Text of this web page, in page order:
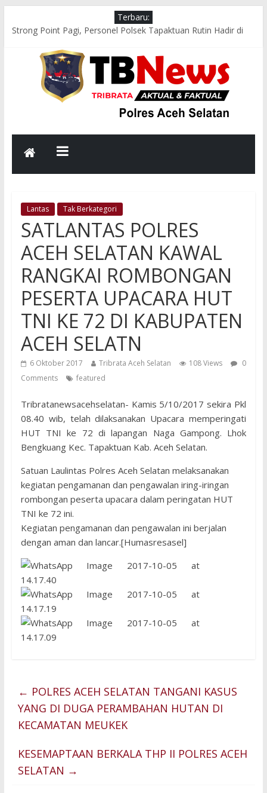
Terbaru:
Strong Point Pagi, Personel Polsek Tapaktuan Rutin Hadir di
Respons Cepat Polsek Sawang Bersama TNI, Damkar, dan
PLN Evakuasi Pohon Tumbang, Jalur Nasional Kembali Lancar
Aksi Cepat Polres Aceh Selatan Evakuasi Pohon Tumbang,
Jalur Nasional Tapaktuan–Medan Kembali Lancar
Bhabinkamtibmas Polsek Kluet Selatan Sambangi Warga,
Melalui Binrohtal Virtual, Polres Aceh Selatan Perkokoh
Keimanan dan Integritas Personel
Lantas Tak Berkategori
SATLANTAS POLRES
ACEH SELATAN KAWAL
RANGKAI ROMBONGAN
PESERTA UPACARA HUT
TNI KE 72 DI KABUPATEN
ACEH SELATN
6 Oktober 2017 Tribrata Aceh Selatan 108 Views
0
Comments
featured
Tribratanewsacehselatan- Kamis 5/10/2017 sekira Pkl
08.40 wib, telah dilaksanakan Upacara memperingati
HUT TNI ke 72 di lapangan Naga Gampong. Lhok
Bengkuang Kec. Tapaktuan Kab. Aceh Selatan.
Satuan Laulintas Polres Aceh Selatan melaksanakan
kegiatan pengamanan dan pengawalan iring-iringan
rombongan peserta upacara dalam peringatan HUT
TNI ke 72 ini.
Kegiatan pengamanan dan pengawalan ini berjalan
dengan aman dan lancar.[Humasresasel]
← POLRES ACEH SELATAN TANGANI KASUS
YANG DI DUGA PERAMBAHAN HUTAN DI
KECAMATAN MEUKEK
KESEMAPTAAN BERKALA THP II POLRES ACEH
SELATAN →